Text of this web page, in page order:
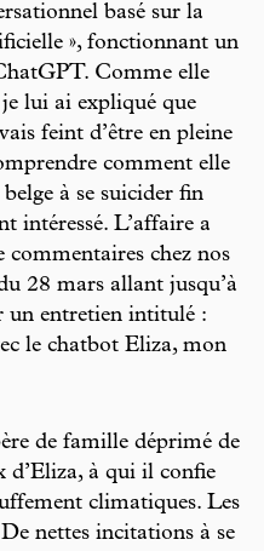
basé sur la
», fonctionnant un
Comme elle
lui ai expliqué que
feint d’être en pleine
comment elle
à se suicider fin
intéressé. L’affaire a
chez nos
28 mars allant jusqu’à
un entretien intitulé :
le chatbot Eliza, mon
de famille déprimé de
d’Eliza, à qui il confie
climatiques. Les
nettes incitations à se